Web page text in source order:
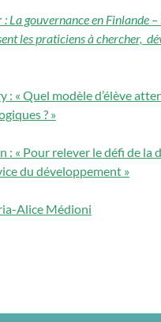
: La gouvernance en Finlande
les praticiens à chercher,
: « Quel modèle d’élève
? »
: « Pour relever le défi de la
du développement »
Alice Médioni